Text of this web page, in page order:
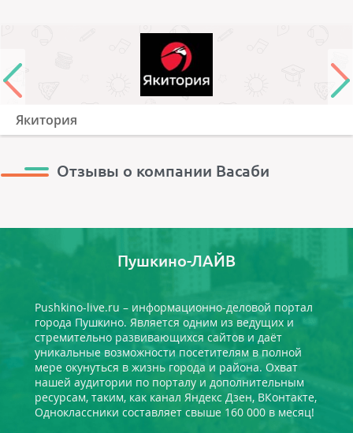
Якитория
Отзывы о компании Васаби
Пушкино-ЛАЙВ
Pushkino-live.ru – информационно-деловой портал
города Пушкино. Является одним из ведущих и
стремительно развивающихся сайтов и даёт
уникальные возможности посетителям в полной
мере окунуться в жизнь города и района. Охват
нашей аудитории по порталу и дополнительным
ресурсам, таким, как канал Яндекс Дзен, ВКонтакте,
Одноклассники составляет свыше 160 000 в месяц!